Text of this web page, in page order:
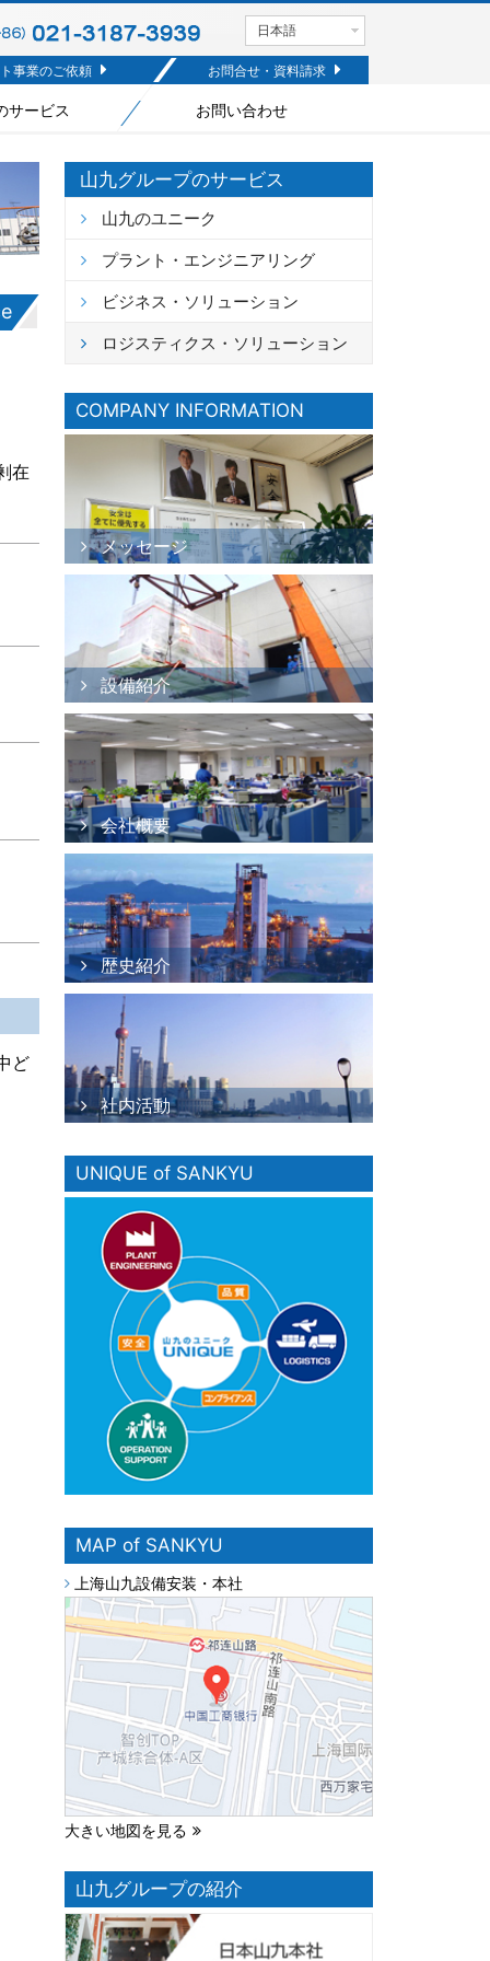
サービス お問い合わせ
日本語
事業のご依頼 お問合せ・資料請求
在
ど
山九グループのサービス
山九のユニーク
プラント・エンジニアリング
ビジネス・ソリューション
ロジスティクス・ソリューション
COMPANY INFORMATION
メッセージ
設備紹介
会社概要
歴史紹介
社内活動
UNIQUE of SANKYU
MAP of SANKYU
上海山九設備安装・本社
大きい地図を見る
山九グループの紹介